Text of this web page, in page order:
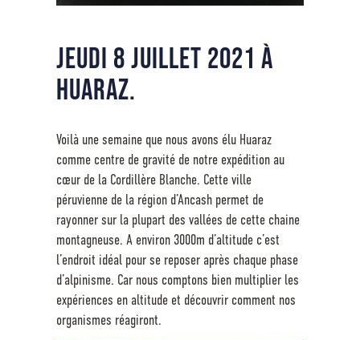
Jeudi 8 juillet 2021 à
Huaraz.
Voilà une semaine que nous avons élu Huaraz
comme centre de gravité de notre expédition au
cœur de la Cordillère Blanche. Cette ville
péruvienne de la région d’Ancash permet de
rayonner sur la plupart des vallées de cette chaine
montagneuse. A environ 3000m d’altitude c’est
l’endroit idéal pour se reposer après chaque phase
d’alpinisme. Car nous comptons bien multiplier les
expériences en altitude et découvrir comment nos
organismes réagiront.